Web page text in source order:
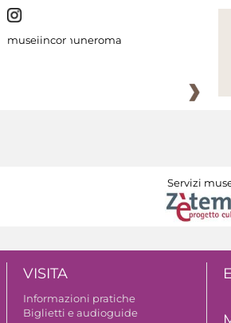
museiincomuneroma
Servizi
VISITA
Informazioni pratiche
Biglietti e audioguide